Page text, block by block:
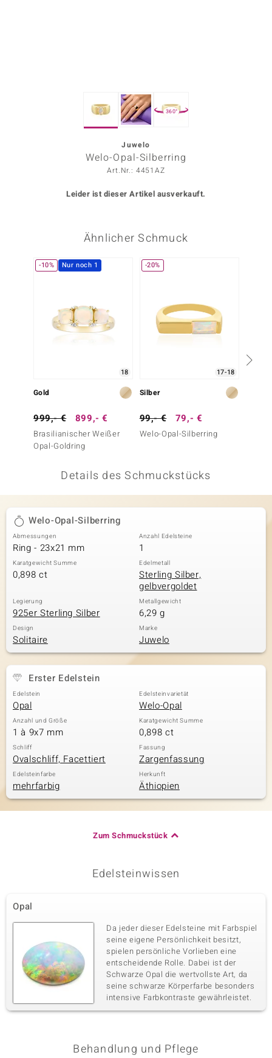
BY DE MELO
360°
Juwelo
Welo-Opal-Silberring
Art.Nr.: 4451AZ
Leider ist dieser Artikel ausverkauft.
Ähnlicher Schmuck
-10% Nur noch 1
18
Gold
999,- € 899,- €
Brasilianischer Weißer
Opal-Goldring
-20%
17-18
Silber
99,- € 79,- €
Welo-Opal-Silberring
Details des Schmuckstücks
Welo-Opal-Silberring
Abmessungen
Ring - 23x21 mm
Anzahl Edelsteine
1
Karatgewicht Summe
0,898 ct
Edelmetall
Sterling Silber,
gelbvergoldet
Legierung
925er Sterling Silber
Metallgewicht
6,29 g
Design
Solitaire
Marke
Juwelo
Erster Edelstein
Edelstein
Opal
Edelsteinvarietät
Welo-Opal
Anzahl und Größe
1 à 9x7 mm
Karatgewicht Summe
0,898 ct
Schliff
Ovalschliff, Facettiert
Fassung
Zargenfassung
Edelsteinfarbe
mehrfarbig
Herkunft
Äthiopien
Zum Schmuckstück
Edelsteinwissen
Opal
Da jeder dieser Edelsteine mit Farbspiel
seine eigene Persönlichkeit besitzt,
spielen persönliche Vorlieben eine
entscheidende Rolle. Dabei ist der
Schwarze Opal die wertvollste Art, da
seine schwarze Körperfarbe besonders
intensive Farbkontraste gewährleistet.
Behandlung und Pflege